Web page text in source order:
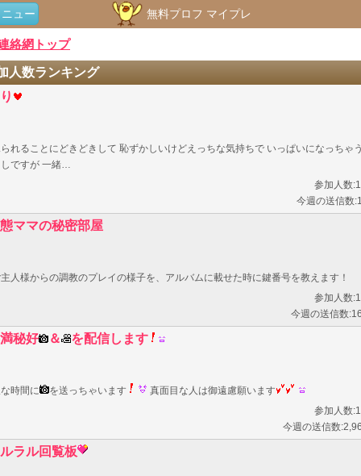
ュー 無料プロフ マイプレ
絡網トップ
人数ランキング
れることにどきどきして 恥ずかしいけどえっちな気持ちで いっぱいになっちゃ
ですが 一緒…
参加人数
今週の送信数
ママの秘密部屋
人様からの調教のプレイの様子を、アルバムに載せた時に鍵番号を教えます！
参加人数
今週の送信数
秘好 ＆ を配信します
時間に を送っちゃいます
真面目な人は御遠慮願います
参加人数
今週の送信数
ラル回覧板